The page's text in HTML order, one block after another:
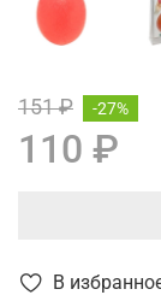
В
151 ₽
110 ₽
-27%